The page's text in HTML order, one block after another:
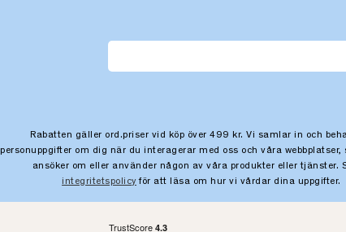
Rabatten gäller ord.priser vid köp över 499 kr. Vi samlar in och
personuppgifter om dig när du interagerar med oss och våra webbplatser,
ansöker om eller använder någon av våra produkter eller tjänster.
integritetspolicy för att läsa om hur vi vårdar dina uppgifter.